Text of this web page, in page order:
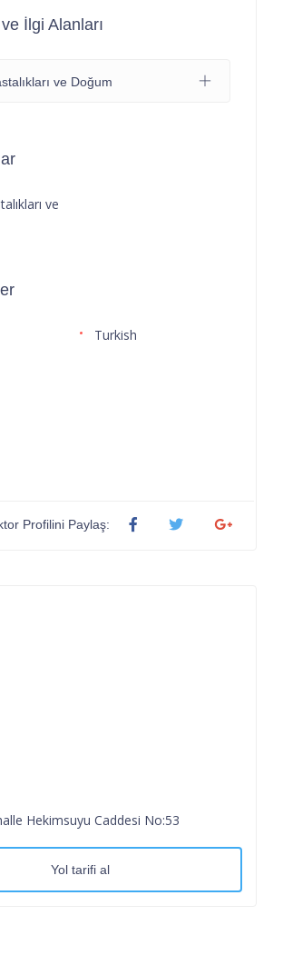
İlgi Alanları
ve Doğum
ve
Turkish
Profilini Paylaş:
Hekimsuyu Caddesi No:53
Yol tarifi al